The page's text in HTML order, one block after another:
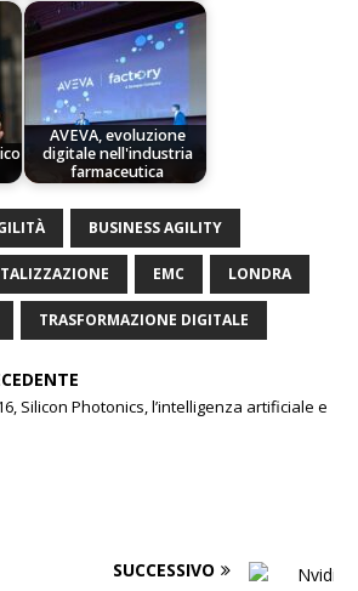
AVEVA, evoluzione
digitale nell'industria
farmaceutica
BUSINESS AGILITY
EMC LONDRA
TRASFORMAZIONE DIGITALE
Silicon Photonics, l’intelligenza artificiale e
SUCCESSIVO